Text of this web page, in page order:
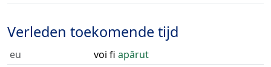
Verleden toekomende tijd
eu voi fi apărut